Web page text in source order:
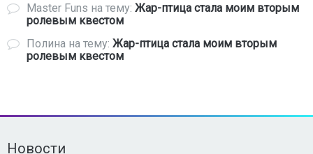
Master Funs на тему: Жар-птица стала моим вторым
ролевым квестом
Полина на тему: Жар-птица стала моим вторым
ролевым квестом
Новости